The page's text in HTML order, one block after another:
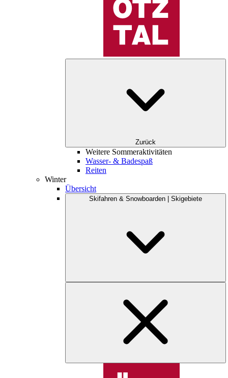
Zurück
Weitere Sommeraktivitäten
Wasser- & Badespaß
Reiten
Winter
Übersicht
Skifahren & Snowboarden | Skigebiete